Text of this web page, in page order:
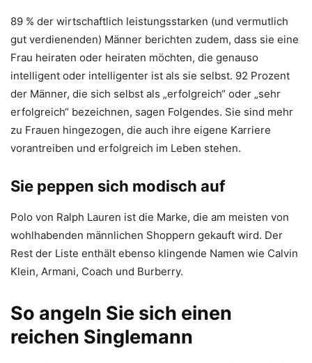
89 % der wirtschaftlich leistungsstarken (und vermutlich
gut verdienenden) Männer berichten zudem, dass sie eine
Frau heiraten oder heiraten möchten, die genauso
intelligent oder intelligenter ist als sie selbst. 92 Prozent
der Männer, die sich selbst als „erfolgreich“ oder „sehr
erfolgreich“ bezeichnen, sagen Folgendes. Sie sind mehr
zu Frauen hingezogen, die auch ihre eigene Karriere
vorantreiben und erfolgreich im Leben stehen.
Sie peppen sich modisch auf
Polo von Ralph Lauren ist die Marke, die am meisten von
wohlhabenden männlichen Shoppern gekauft wird. Der
Rest der Liste enthält ebenso klingende Namen wie Calvin
Klein, Armani, Coach und Burberry.
So angeln Sie sich einen
reichen Singlemann